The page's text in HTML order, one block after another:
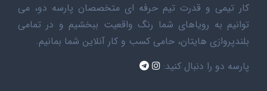
کار تیمی و قدرت تیم حرفه ای متخصصان پارسه دو، می
توانیم به رویاهای شما رنگ واقعیت ببخشیم و در تمامی
بلندپروازی هایتان، حامی کسب و کار آنلاین شما بمانیم.
پارسه دو را دنبال کنید: